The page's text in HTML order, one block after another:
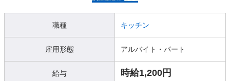
職種 キッチン
雇用形態 アルバイト・パート
給与 時給1,200円